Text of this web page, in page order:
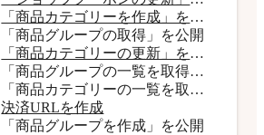
「商品カテゴリーを作成」を公開
「商品グループの取得」を公開
「商品カテゴリーの更新」を公開
「商品グループの一覧を取得」をアップデート
「商品カテゴリーの一覧を取得」をアップデート
決済URLを作成
「商品グループを作成」を公開